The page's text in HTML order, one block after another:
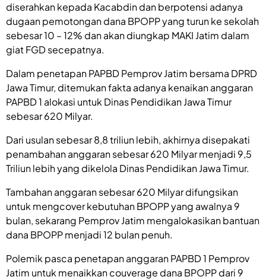
diserahkan kepada Kacabdin dan berpotensi adanya
dugaan pemotongan dana BPOPP yang turun ke sekolah
sebesar 10 – 12% dan akan diungkap MAKI Jatim dalam
giat FGD secepatnya.
Dalam penetapan PAPBD Pemprov Jatim bersama DPRD
Jawa Timur, ditemukan fakta adanya kenaikan anggaran
PAPBD 1 alokasi untuk Dinas Pendidikan Jawa Timur
sebesar 620 Milyar.
Dari usulan sebesar 8,8 triliun lebih, akhirnya disepakati
penambahan anggaran sebesar 620 Milyar menjadi 9,5
Triliun lebih yang dikelola Dinas Pendidikan Jawa Timur.
Tambahan anggaran sebesar 620 Milyar difungsikan
untuk mengcover kebutuhan BPOPP yang awalnya 9
bulan, sekarang Pemprov Jatim mengalokasikan bantuan
dana BPOPP menjadi 12 bulan penuh.
Polemik pasca penetapan anggaran PAPBD 1 Pemprov
Jatim untuk menaikkan couverage dana BPOPP dari 9